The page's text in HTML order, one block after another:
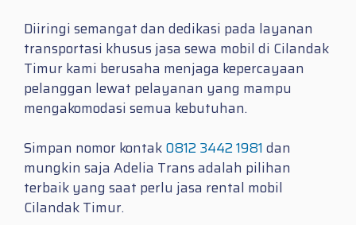
Diiringi semangat dan dedikasi pada layanan
transportasi khusus jasa sewa mobil di Cilandak
Timur kami berusaha menjaga kepercayaan
pelanggan lewat pelayanan yang mampu
mengakomodasi semua kebutuhan.
Simpan nomor kontak0812 3442 1981dan
mungkin saja Adelia Trans adalah pilihan
terbaik yang saat perlu jasa rental mobil
Cilandak Timur.